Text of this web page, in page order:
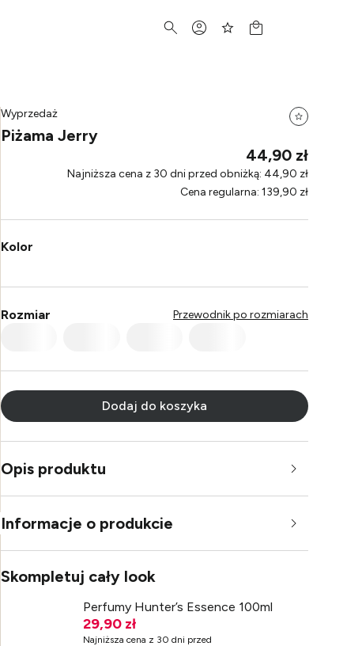
Wyprzedaż
Piżama Jerry
44,90 zł
Najniższa cena z 30 dni przed obniżką: 44,90 zł
Cena regularna: 139,90 zł
Kolor
Rozmiar Przewodnik po rozmiarach
Dodaj do koszyka
Opis produktu
Informacje o produkcie
Skompletuj cały look
Perfumy Hunter’s Essence 100ml
29,90 zł
Najniższa cena z 30 dni przed